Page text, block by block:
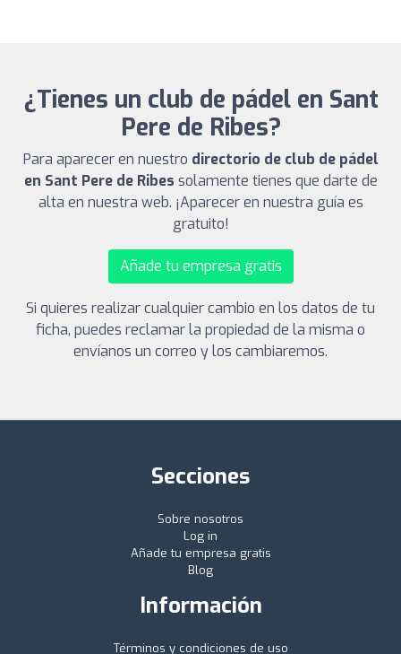
¿Tienes un club de pádel en Sant
Pere de Ribes?
Para aparecer en nuestro directorio de club de pádel
en Sant Pere de Ribes solamente tienes que darte de
alta en nuestra web. ¡Aparecer en nuestra guía es
gratuito!
Añade tu empresa gratis
Si quieres realizar cualquier cambio en los datos de tu
ficha, puedes reclamar la propiedad de la misma o
envíanos un correo y los cambiaremos.
Secciones
Sobre nosotros
Log in
Añade tu empresa gratis
Blog
Información
Términos y condiciones de uso